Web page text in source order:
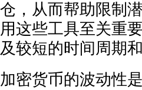
仓，从而帮助限制
用这些工具至关重
及较短的时间周期
加密货币的波动性